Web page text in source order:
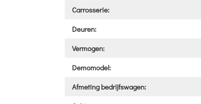
Carrosserie:
Deuren:
Vermogen:
Demomodel:
Afmeting bedrijfswagen: